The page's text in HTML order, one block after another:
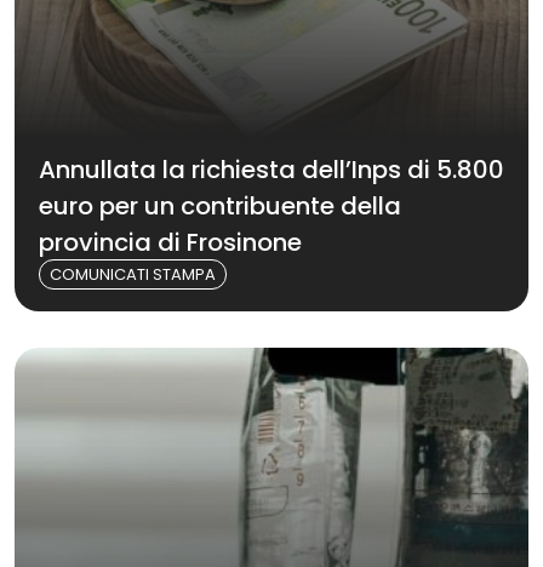
Annullata la richiesta dell’Inps di 5.800
euro per un contribuente della
provincia di Frosinone
COMUNICATI STAMPA